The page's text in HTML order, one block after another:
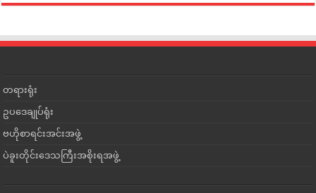
တရားရုံး
ဥပဒေချုပ်ရုံး
ဗဟိုစာရင်းအင်းအဖွဲ့
ပဲခူးတိုင်းဒေသကြီးအစိုးရအဖွဲ့